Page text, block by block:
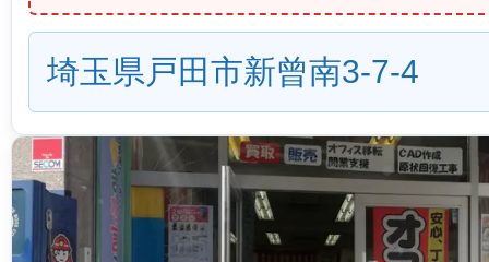
埼玉県戸田市新曾南3-7-4